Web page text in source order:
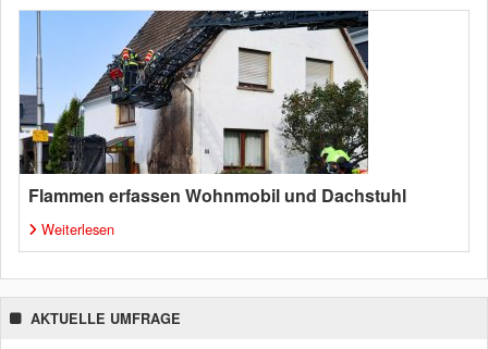
Flammen erfassen Wohnmobil und Dachstuhl
Weiterlesen
AKTUELLE UMFRAGE